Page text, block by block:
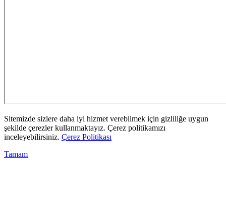
Sitemizde sizlere daha iyi hizmet verebilmek için gizliliğe uygun
şekilde çerezler kullanmaktayız. Çerez politikamızı
inceleyebilirsiniz. Çerez Politikası
Tamam